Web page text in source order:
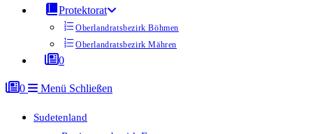
Protektorat
Oberlandratsbezirk Böhmen
Oberlandratsbezirk Mähren
0
0 Menü Schließen
Sudetenland